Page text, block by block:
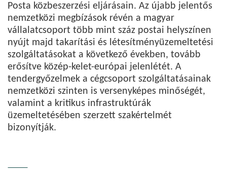
Posta közbeszerzési eljárásain. Az újabb jelentős
nemzetközi megbízások révén a magyar
vállalatcsoport több mint száz postai helyszínen
nyújt majd takarítási és létesítményüzemeltetési
szolgáltatásokat a következő években, tovább
erősítve közép-kelet-európai jelenlétét. A
tendergyőzelmek a cégcsoport szolgáltatásainak
nemzetközi szinten is versenyképes minőségét,
valamint a kritikus infrastruktúrák
üzemeltetésében szerzett szakértelmét
bizonyítják.